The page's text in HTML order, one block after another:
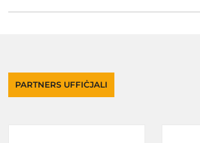
PARTNERS UFFIĊJALI